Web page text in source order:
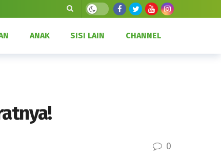
Dark mode
ANAK SISI LAIN CHANNEL
0